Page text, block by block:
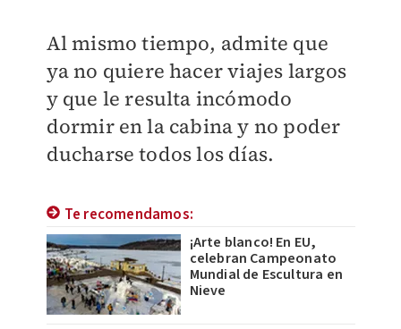
Al mismo tiempo, admite que
ya no quiere hacer viajes largos
y que le resulta incómodo
dormir en la cabina y no poder
ducharse todos los días.
Te recomendamos:
¡Arte blanco! En EU,
celebran Campeonato
Mundial de Escultura en
Nieve